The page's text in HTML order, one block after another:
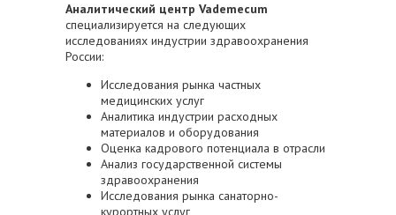
Аналитический центр Vademecum
специализируется на следующих
исследованиях индустрии здравоохранения
России:
Исследования рынка частных
медицинских услуг
Аналитика индустрии расходных
материалов и оборудования
Оценка кадрового потенциала в отрасли
Анализ государственной системы
здравоохранения
Исследования рынка санаторно-
курортных услуг